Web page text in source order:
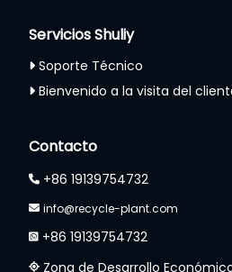
Servicios Shuliy
Soporte Técnico
Bienvenido a la visita del
Contacto
+86 19139754732
info@recycle-plant.com
+86 19139754732
Zona de Desarrollo